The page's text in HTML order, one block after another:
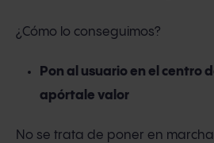
¿Cómo lo conseguimos?
Pon al usuario en el centro
apórtale valor
No se trata de poner en